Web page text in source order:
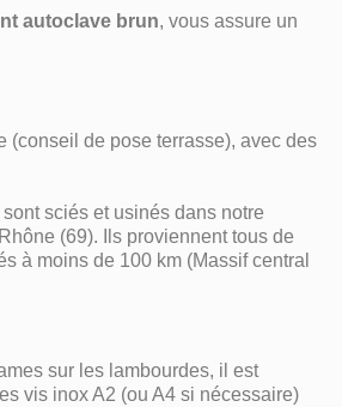
autoclave brun, vous assure un
(conseil de pose terrasse), avec des
sciés et usinés dans notre
(69). Ils proviennent tous de
à moins de 100 km (Massif central
sur les lambourdes, il est
vis inox A2 (ou A4 si nécessaire)